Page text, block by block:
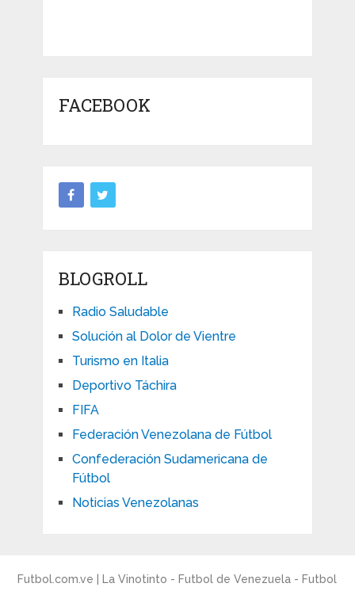
FACEBOOK
BLOGROLL
Radio Saludable
Solución al Dolor de Vientre
Turismo en Italia
Deportivo Táchira
FIFA
Federación Venezolana de Fútbol
Confederación Sudamericana de
Fútbol
Noticias Venezolanas
Futbol.com.ve | La Vinotinto - Futbol de Venezuela - Futbol